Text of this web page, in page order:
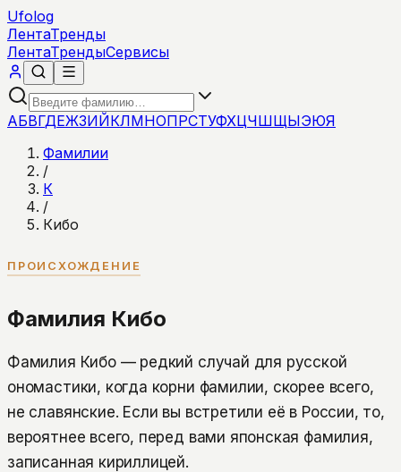
Ufolog
ЛентаТренды
ЛентаТрендыСервисы
АБВГДЕЖЗИЙКЛМНОПРСТУФХЦЧШЩЫЭЮЯ
Фамилии
/
К
/
Кибо
ПРОИСХОЖДЕНИЕ
Фамилия Кибо
Фамилия Кибо — редкий случай для русской
ономастики, когда корни фамилии, скорее всего,
не славянские. Если вы встретили её в России, то,
вероятнее всего, перед вами японская фамилия,
записанная кириллицей.